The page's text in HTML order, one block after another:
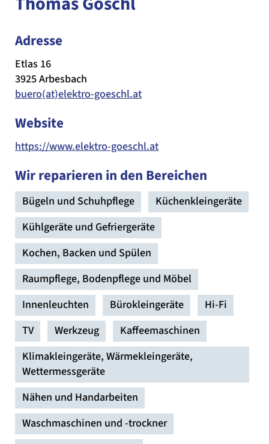
Adresse
Etlas 16
3925 Arbesbach
buero(at)elektro-goeschl.at
Website
https://www.elektro-goeschl.at
Wir reparieren in den Bereichen
Bügeln und Schuhpflege
Küchenkleingeräte
Kühlgeräte und Gefriergeräte
Kochen, Backen und Spülen
Raumpflege, Bodenpflege und Möbel
Innenleuchten
Bürokleingeräte
Hi-Fi
TV
Werkzeug
Kaffeemaschinen
Klimakleingeräte, Wärmekleingeräte,
Wettermessgeräte
Nähen und Handarbeiten
Waschmaschinen und -trockner